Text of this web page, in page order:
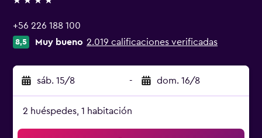
4 estrellas
+56 226 188 100
8,5 Muy bueno 2.019 calificaciones verificadas
sáb. 15/8 - dom. 16/8
2 huéspedes, 1 habitación